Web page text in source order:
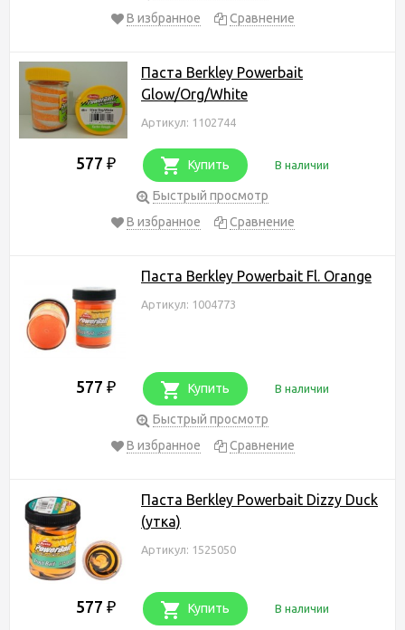
В избранное
Сравнение
Паста Berkley Powerbait
Glow/Org/White
Артикул: 1102744
577 ₽ Купить В наличии
Быстрый просмотр
В избранное
Сравнение
Паста Berkley Powerbait Fl. Orange
Артикул: 1004773
577 ₽ Купить В наличии
Быстрый просмотр
В избранное
Сравнение
Паста Berkley Powerbait Dizzy Duck
(утка)
Артикул: 1525050
577 ₽ Купить В наличии